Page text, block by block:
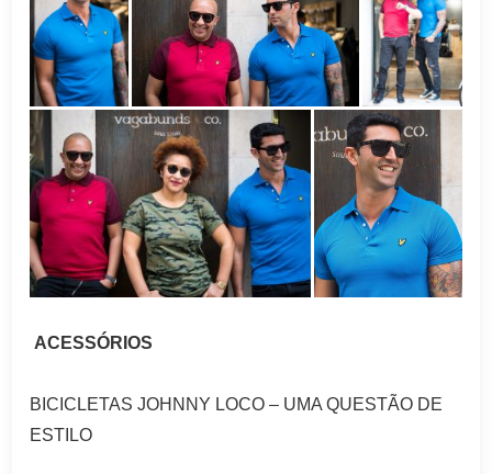
ACESSÓRIOS
BICICLETAS JOHNNY LOCO – UMA QUESTÃO DE
ESTILO